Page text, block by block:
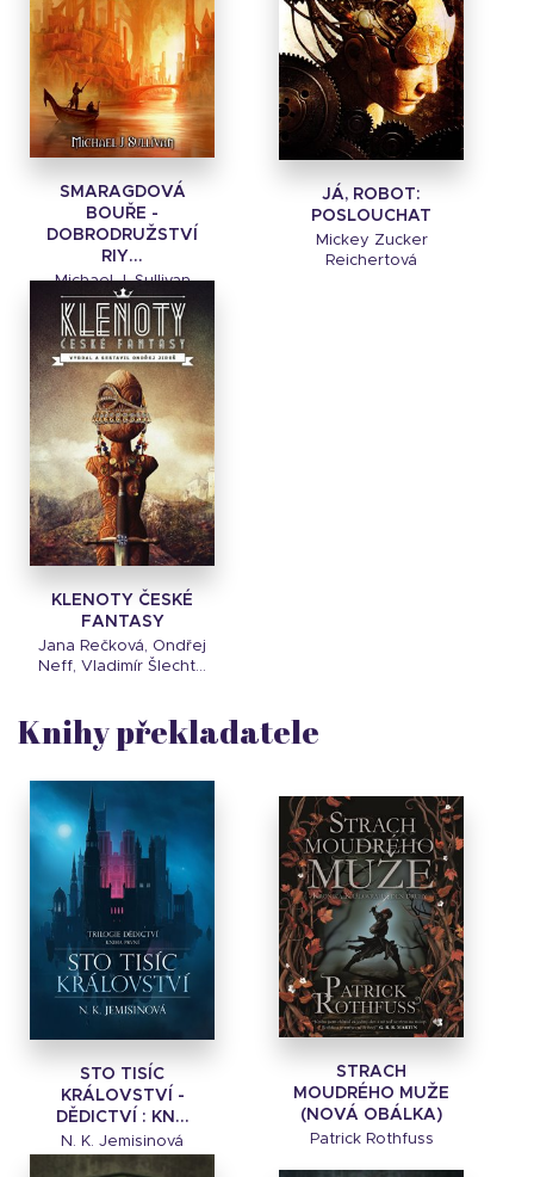
SMARAGDOVÁ
BOUŘE -
DOBRODRUŽSTVÍ
RIY...
Michael J. Sullivan
JÁ, ROBOT:
POSLOUCHAT
Mickey Zucker
Reichertová
KLENOTY ČESKÉ
FANTASY
Jana Rečková, Ondřej
Neff, Vladimír Šlecht...
Knihy překladatele
STO TISÍC
KRÁLOVSTVÍ -
DĚDICTVÍ : KN...
N. K. Jemisinová
STRACH
MOUDRÉHO MUŽE
(NOVÁ OBÁLKA)
Patrick Rothfuss